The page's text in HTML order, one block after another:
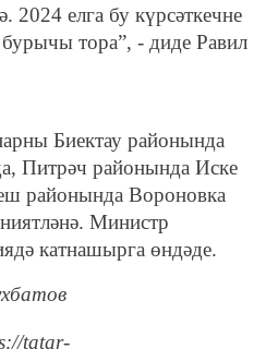
2024 елга бу күрсәткечне
тора”, - диде Равил
Биектау районында
Питрәч районында Иске
районында Вороновка
Министр
катнашырга өндәде.
tatar-